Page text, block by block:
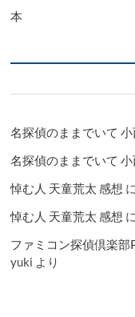
本
名探偵のままでいて
名探偵のままでいて
悼む人 天童荒太 感想
悼む人 天童荒太 感想
ファミコン探偵倶楽
yuki より